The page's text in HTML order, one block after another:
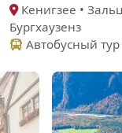
Кенигзее •
Бургхаузенз
Автобусный